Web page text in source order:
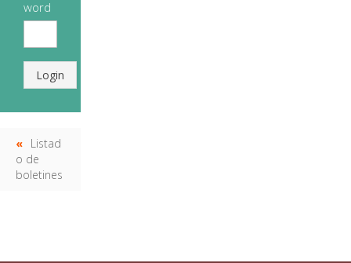
word
Login
Listad
o de
boletines